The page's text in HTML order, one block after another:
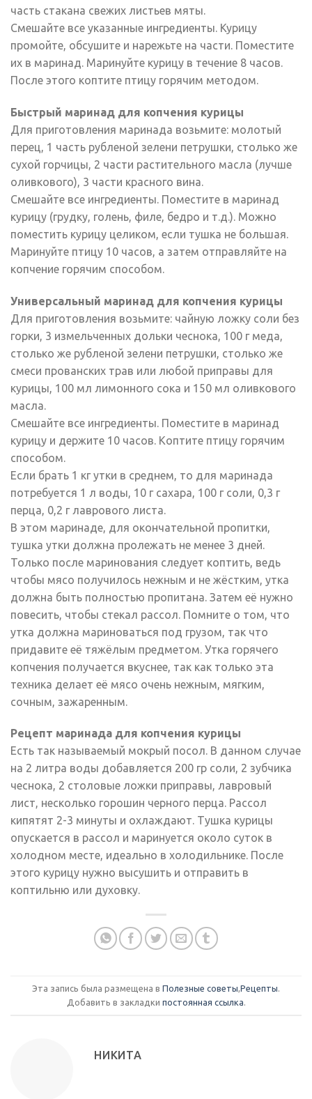
часть стакана свежих листьев мяты.
Смешайте все указанные ингредиенты. Курицу
промойте, обсушите и нарежьте на части. Поместите
их в маринад. Маринуйте курицу в течение 8 часов.
После этого коптите птицу горячим методом.
Быстрый маринад для копчения курицы
Для приготовления маринада возьмите: молотый
перец, 1 часть рубленой зелени петрушки, столько же
сухой горчицы, 2 части растительного масла (лучше
оливкового), 3 части красного вина.
Смешайте все ингредиенты. Поместите в маринад
курицу (грудку, голень, филе, бедро и т.д.). Можно
поместить курицу целиком, если тушка не большая.
Маринуйте птицу 10 часов, а затем отправляйте на
копчение горячим способом.
Универсальный маринад для копчения курицы
Для приготовления возьмите: чайную ложку соли без
горки, 3 измельченных дольки чеснока, 100 г меда,
столько же рубленой зелени петрушки, столько же
смеси прованских трав или любой приправы для
курицы, 100 мл лимонного сока и 150 мл оливкового
масла.
Смешайте все ингредиенты. Поместите в маринад
курицу и держите 10 часов. Коптите птицу горячим
способом.
Если брать 1 кг утки в среднем, то для маринада
потребуется 1 л воды, 10 г сахара, 100 г соли, 0,3 г
перца, 0,2 г лаврового листа.
В этом маринаде, для окончательной пропитки,
тушка утки должна пролежать не менее 3 дней.
Только после маринования следует коптить, ведь
чтобы мясо получилось нежным и не жёстким, утка
должна быть полностью пропитана. Затем её нужно
повесить, чтобы стекал рассол. Помните о том, что
утка должна мариноваться под грузом, так что
придавите её тяжёлым предметом. Утка горячего
копчения получается вкуснее, так как только эта
техника делает её мясо очень нежным, мягким,
сочным, зажаренным.
Рецепт маринада для копчения курицы
Есть так называемый мокрый посол. В данном случае
на 2 литра воды добавляется 200 гр соли, 2 зубчика
чеснока, 2 столовые ложки приправы, лавровый
лист, несколько горошин черного перца. Рассол
кипятят 2-3 минуты и охлаждают. Тушка курицы
опускается в рассол и маринуется около суток в
холодном месте, идеально в холодильнике. После
этого курицу нужно высушить и отправить в
коптильню или духовку.
Эта запись была размещена в Полезные советы,Рецепты.
Добавить в закладки постоянная ссылка.
НИКИТА